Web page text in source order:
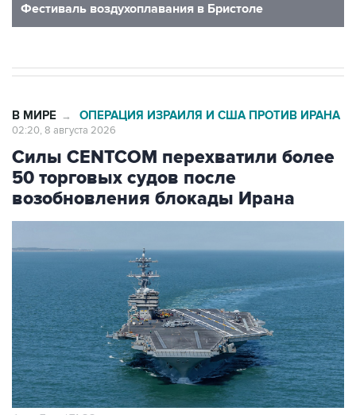
Фестиваль воздухоплавания в Бристоле
В МИРЕ → ОПЕРАЦИЯ ИЗРАИЛЯ И США ПРОТИВ ИРАНА
02:20, 8 августа 2026
Силы CENTCOM перехватили более
50 торговых судов после
возобновления блокады Ирана